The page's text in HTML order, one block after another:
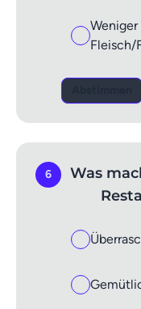
Fleisch/
6
Was